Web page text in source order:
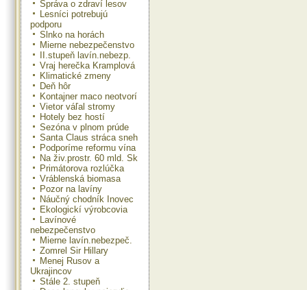
Správa o zdraví lesov
Lesníci potrebujú
podporu
Slnko na horách
Mierne nebezpečenstvo
II.stupeň lavín.nebezp.
Vraj herečka Kramplová
Klimatické zmeny
Deň hôr
Kontajner maco neotvorí
Vietor váľal stromy
Hotely bez hostí
Sezóna v plnom prúde
Santa Claus stráca sneh
Podporíme reformu vína
Na živ.prostr. 60 mld. Sk
Primátorova rozlúčka
Vráblenská biomasa
Pozor na lavíny
Náučný chodník Inovec
Ekologickí výrobcovia
Lavínové
nebezpečenstvo
Mierne lavín.nebezpeč.
Zomrel Sir Hillary
Menej Rusov a
Ukrajincov
Stále 2. stupeň